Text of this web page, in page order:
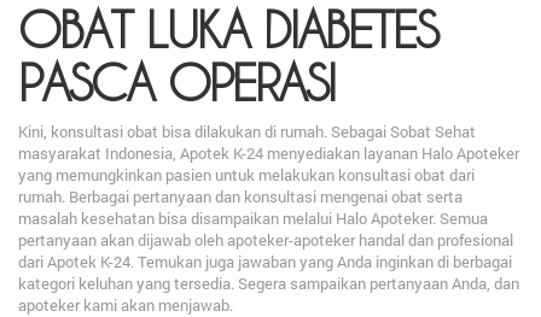
OBAT LUKA DIABETES
PASCA OPERASI
Kini, konsultasi obat bisa dilakukan di rumah. Sebagai Sobat Sehat
masyarakat Indonesia, Apotek K-24 menyediakan layanan Halo Apoteker
yang memungkinkan pasien untuk melakukan konsultasi obat dari
rumah. Berbagai pertanyaan dan konsultasi mengenai obat serta
masalah kesehatan bisa disampaikan melalui Halo Apoteker. Semua
pertanyaan akan dijawab oleh apoteker-apoteker handal dan profesional
dari Apotek K-24. Temukan juga jawaban yang Anda inginkan di berbagai
kategori keluhan yang tersedia. Segera sampaikan pertanyaan Anda, dan
apoteker kami akan menjawab.